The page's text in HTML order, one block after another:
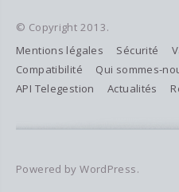
© Copyright 2013.
Mentions légales
Sécurité
Compatibilité
Qui sommes-
API Telegestion
Actualités
Powered by WordPress.